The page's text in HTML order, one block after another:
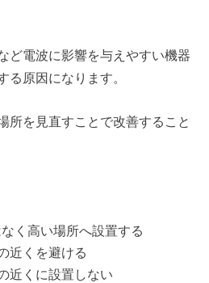
ど電波に影響を与えやすい機器
る原因になります。
所を見直すことで改善すること
く高い場所へ設置する
近くを避ける
近くに設置しない